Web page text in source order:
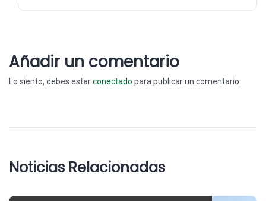
Añadir un comentario
Lo siento, debes estarconectado para publicar un comentario.
Noticias Relacionadas